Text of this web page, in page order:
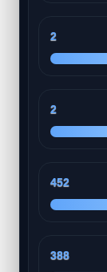
2
2
452
388